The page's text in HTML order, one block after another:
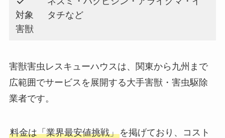
対象
害獣
タチなど
害獣害虫レスキューハウスは、関東から九州まで
広範囲でサービスを展開する大手害獣・害虫駆除
業者です。
料金は「業界最安値挑戦」を掲げており、コスト